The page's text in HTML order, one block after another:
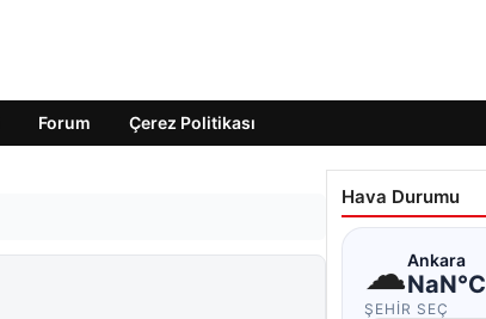
Forum Çerez Politikası
Hava Durumu
☁Ankara
NaN°C
ŞEHIR SEÇ